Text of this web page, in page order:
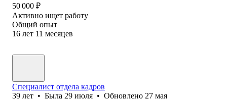
50 000 ₽
Активно ищет работу
Общий опыт
16 лет 11 месяцев
Специалист отдела кадров
39 лет • Была 29 июля • Обновлено 27 мая